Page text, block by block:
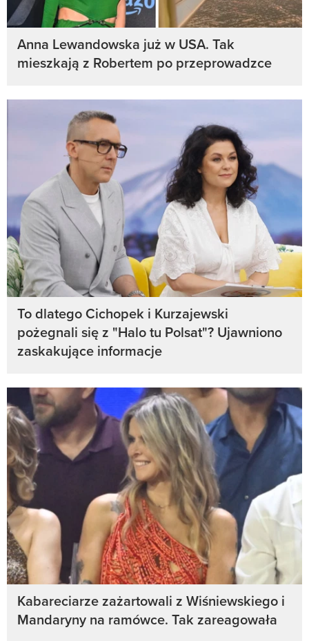
Anna Lewandowska już w USA. Tak
mieszkają z Robertem po przeprowadzce
To dlatego Cichopek i Kurzajewski
pożegnali się z "Halo tu Polsat"? Ujawniono
zaskakujące informacje
Kabareciarze zażartowali z Wiśniewskiego i
Mandaryny na ramówce. Tak zareagowała